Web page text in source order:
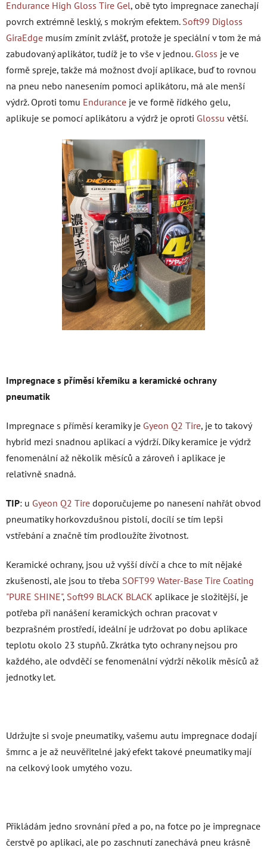
Endurance High Gloss Tire Gel, obě tyto impregnace zanechají
povrch extrémně lesklý, s mokrým efektem. Soft99 Digloss
GiraEdge musím zmínit zvlášť, protože je speciální v tom že má
zabudovaný aplikátor, tudíž je to vše v jednou. Gloss je ve
formě spreje, takže má možnost dvojí aplikace, buď to rovnou
na pneu nebo nanesením pomoci aplikátoru, má ale menší
výdrž. Oproti tomu Endurance je ve formě řídkého gelu,
aplikuje se pomocí aplikátoru a výdrž je oproti Glossu větší.
Impregnace s příměsí křemíku a keramické ochrany
pneumatik
Impregnace s příměsí keramiky je Gyeon Q2 Tire, je to takový
hybrid mezi snadnou aplikací a výdrží. Díky keramice je výdrž
fenomenální až několik měsíců a zároveň i aplikace je
relativně snadná.
TIP: u Gyeon Q2 Tire doporučujeme po nanesení nahřát obvod
pneumatiky horkovzdušnou pistolí, docílí se tím lepši
vstřebání a značně tím prodloužíte životnost.
Keramické ochrany, jsou už vyšší dívčí a chce to mít nějaké
zkušenosti, ale jsou to třeba SOFT99 Water-Base Tire Coating
"PURE SHINE", Soft99 BLACK BLACK aplikace je složitější, je
potřeba při nanášení keramických ochran pracovat v
bezprašném prostředí, ideální je udržovat po dobu aplikace
teplotu okolo 23 stupňů. Zkrátka tyto ochrany nejsou pro
každého, ale odvděčí se fenomenální výdrží několik měsíců až
jednotky let.
Udržujte si svoje pneumatiky, vašemu autu impregnace dodají
šmrnc a je až neuvěřitelné jaký efekt takové pneumatiky mají
na celkový look umytého vozu.
Přikládám jedno srovnání před a po, na fotce po je impregnace
čerstvě po aplikaci, ale po zaschnutí zanechává pneu krásně